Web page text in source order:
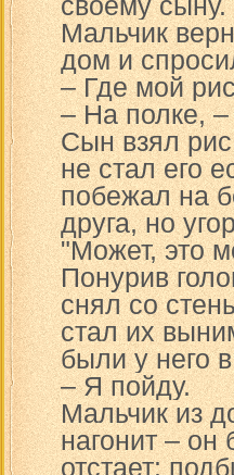
Мальчик
дом и
– Где мой
– На полке, –
Сын взял
не стал его
побежал на
друга, но
"Может, это
Понурив
снял со
стал их
были у него
– Я пойду.
Мальчик из
нагонит – он
отстает: